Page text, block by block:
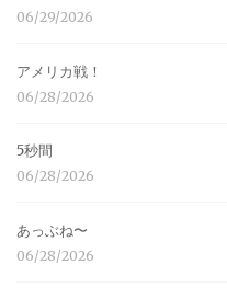
06/29/2026
アメリカ戦！
06/28/2026
5秒間
06/28/2026
あっぶね〜
06/28/2026